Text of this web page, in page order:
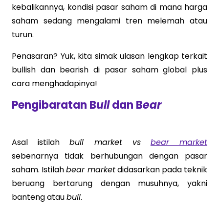
kebalikannya, kondisi pasar saham di mana harga
saham sedang mengalami tren melemah atau
turun.
Penasaran? Yuk, kita simak ulasan lengkap terkait
bullish dan bearish di pasar saham global plus
cara menghadapinya!
Pengibaratan Bulldan Bear
Asal istilahbull market vs
bear market
sebenarnya tidak berhubungan dengan pasar
saham. Istilahbear marketdidasarkan pada teknik
beruang bertarung dengan musuhnya, yakni
banteng ataubull.